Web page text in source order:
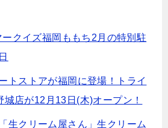
ークイズ福岡ももち2月の特別駐
トストアが福岡に登場！トライ
城店が12月13日(木)オープン！
生クリーム屋さん」生クリーム